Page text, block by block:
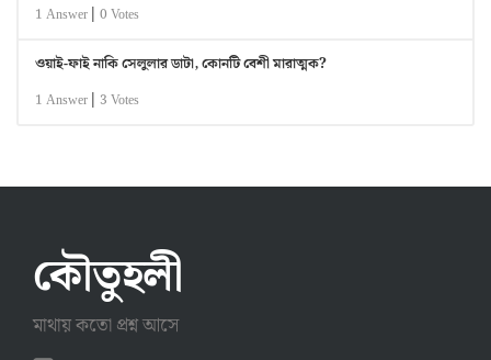
1 Answer | 0 Votes
ওয়াই-ফাই নাকি সেলুলার ডাটা, কোনটি বেশী মারাত্মক?
1 Answer | 3 Votes
কৌতুহলী
মাথায় কতো প্রশ্ন আসে